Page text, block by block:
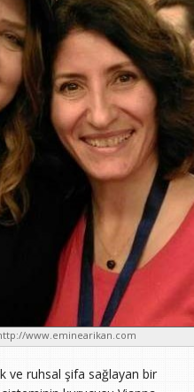
www.eminearikan.com
ve ruhsal şifa sağlayan bir